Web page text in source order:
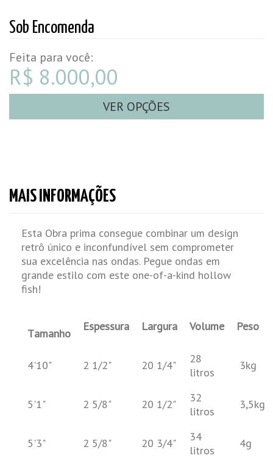
Sob Encomenda
Feita para você:
R$ 8.000,00
VER OPÇÕES
MAIS INFORMAÇÕES
Esta Obra prima consegue combinar um design
retrô único e inconfundível sem comprometer
sua excelência nas ondas. Pegue ondas em
grande estilo com este one-of-a-kind hollow
fish!
Tamanho
Espessura Largura Volume Peso
4'10" 2 1/2" 20 1/4"
28
litros
3kg
5'1" 2 5/8" 20 1/2"
32
litros
3,5kg
5'3" 2 5/8" 20 3/4"
34
litros
4g